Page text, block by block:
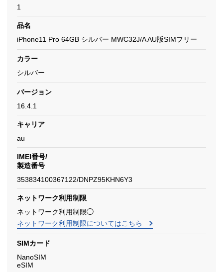
1
品名
iPhone11 Pro 64GB シルバー MWC32J/A AU版SIMフリー
カラー
シルバー
バージョン
16.4.1
キャリア
au
IMEI番号/
製造番号
353834100367122/DNPZ95KHN6Y3
ネットワーク利用制限
ネットワーク利用制限◯
ネットワーク利用制限についてはこちら
SIMカード
NanoSIM
eSIM